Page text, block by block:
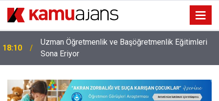
18:10
Uzman Öğretmenlik ve Başöğretmenlik Eğitimleri
Sona Eriyor